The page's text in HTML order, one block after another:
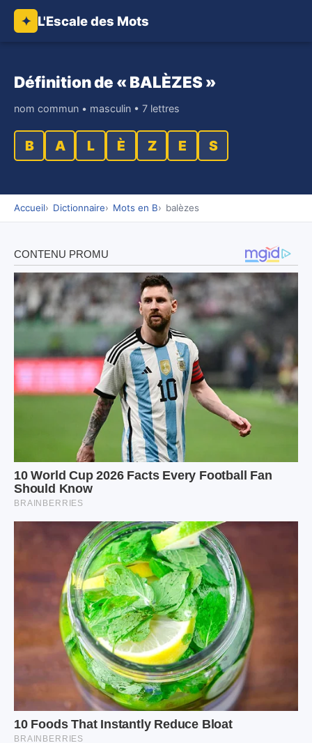
✦ L'Escale des Mots
Définition de « BALÈZES »
nom commun • masculin • 7 lettres
B A L È Z E S
Accueil Dictionnaire Mots en B balèzes